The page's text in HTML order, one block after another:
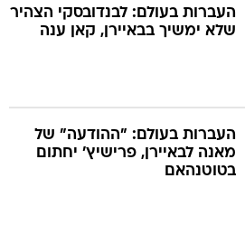
העברות בעולם: לבנדובסקי הצהיר
שלא ימשיך בבאיירן, קאן ענה
העברות בעולם: "ההודעה" של
מאנה לבאיירן, פרישיץ' יחתום
בטוטנהאם